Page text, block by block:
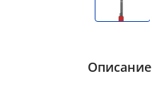
Описание